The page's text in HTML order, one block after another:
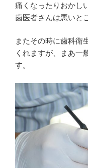
痛くなったりおかし
歯医者さんは悪いと
またその時に歯科衛
くれますが、まあ一
す。